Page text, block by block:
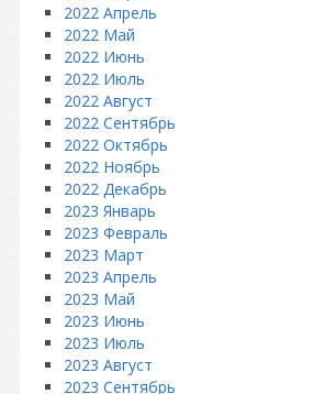
2022 Апрель
2022 Май
2022 Июнь
2022 Июль
2022 Август
2022 Сентябрь
2022 Октябрь
2022 Ноябрь
2022 Декабрь
2023 Январь
2023 Февраль
2023 Март
2023 Апрель
2023 Май
2023 Июнь
2023 Июль
2023 Август
2023 Сентябрь